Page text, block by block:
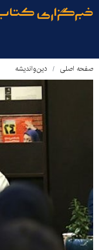
صفحه اصلی دین‌واندیشه